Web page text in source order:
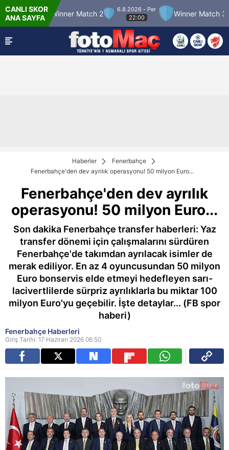
CANLI SKOR
ANA SAYFA
Winner Match 2
6.8.2026 - Per
22:00
Winner Match 3
Haberler
Fenerbahçe
Fenerbahçe'den dev ayrılık operasyonu! 50 milyon Euro...
Fenerbahçe'den dev ayrılık
operasyonu! 50 milyon Euro...
Son dakika Fenerbahçe transfer haberleri: Yaz
transfer dönemi için çalışmalarını sürdüren
Fenerbahçe'de takımdan ayrılacak isimler de
merak ediliyor. En az 4 oyuncusundan 50 milyon
Euro bonservis elde etmeyi hedefleyen sarı-
lacivertlilerde sürpriz ayrılıklarla bu miktar 100
milyon Euro'yu geçebilir. İşte detaylar... (FB spor
haberi)
Fenerbahçe Haberleri
Giriş Tarihi: 17 Haziran 2026 06:50